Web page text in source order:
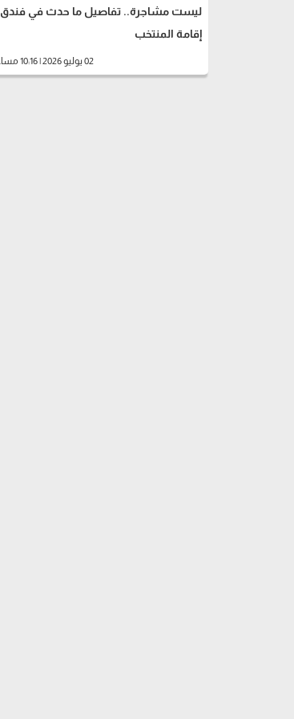
ليست مشاجرة.. تفاصيل ما حدث في فندق
إقامة المنتخب
02 يوليو 2026 | 10:16 مساءً